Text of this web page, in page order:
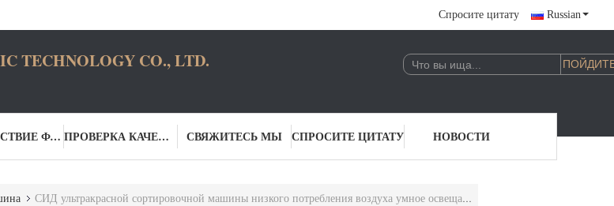
Спросите цитату Russian
TECHNOLOGY CO., LTD.
ПУТЕШЕСТВИЕ ФАБРИКИ ПРОВЕРКА КАЧЕСТВА СВЯЖИТЕСЬ МЫ СПРОСИТЕ ЦИТАТУ НОВОСТИ
СИД ультракрасной сортировочной машины низкого потребления воздуха умное освещает сигнал тревоги